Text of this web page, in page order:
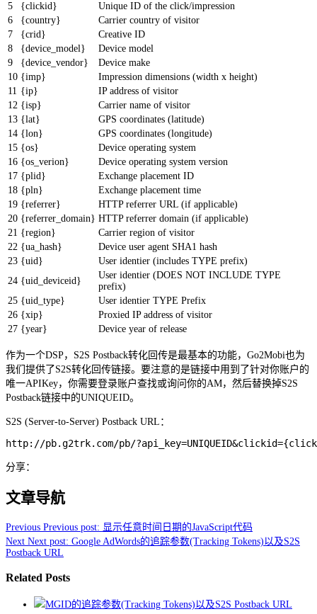
5
{clickid}
Unique ID of the click/impression
6
{country}
Carrier country of visitor
7
{crid}
Creative ID
8
{device_model}
Device model
9
{device_vendor}
Device make
10 {imp}
Impression dimensions (width x height)
11 {ip}
IP address of visitor
12 {isp}
Carrier name of visitor
13 {lat}
GPS coordinates (latitude)
14 {lon}
GPS coordinates (longitude)
15 {os}
Device operating system
16 {os_verion}
Device operating system version
17 {plid}
Exchange placement ID
18 {pln}
Exchange placement time
19 {referrer}
HTTP referrer URL (if applicable)
20 {referrer_domain} HTTP referrer domain (if applicable)
21 {region}
Carrier region of visitor
22 {ua_hash}
Device user agent SHA1 hash
23 {uid}
User identier (includes TYPE prefix)
24 {uid_deviceid}
User identier (DOES NOT INCLUDE TYPE
prefix)
25 {uid_type}
User identier TYPE Prefix
26 {xip}
Proxied IP address of visitor
27 {year} Device year of release
作为一个DSP，S2S Postback转化回传是最基本的功能，Go2Mobi也为
我们提供了S2S转化回传链接。要注意的是链接中用到了针对你账户的
唯一APIKey，你需要登录账户查找或询问你的AM，然后替换掉S2S
Postback链接中的UNIQUEID。
S2S (Server-to-Server) Postback URL：
http://pb.g2trk.com/pb/
分享：
文章导航
Previous Previous post: 显示任意时间日期的JavaScript代码
Next Next post: Google AdWords的追踪参数(Tracking Tokens)以及S2S
Postback URL
Related Posts